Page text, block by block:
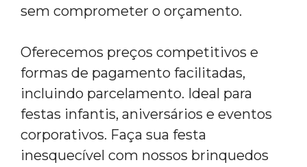
sem comprometer o orçamento.
Oferecemos preços competitivos e
formas de pagamento facilitadas,
incluindo parcelamento. Ideal para
festas infantis, aniversários e eventos
corporativos. Faça sua festa
inesquecível com nossos brinquedos